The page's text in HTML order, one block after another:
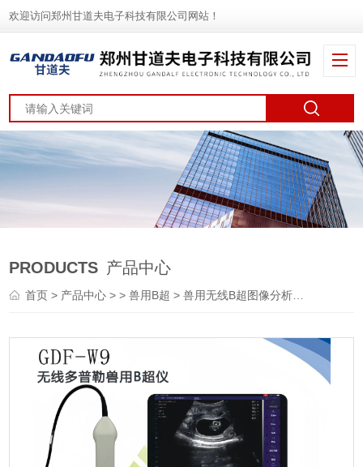
欢迎访问郑州甘道夫电子科技有限公司网站！
PRODUCTS 产品中心
首页> 产品中心 > >兽用B超 > 兽用无线B超图像分析牛用B超技术培训